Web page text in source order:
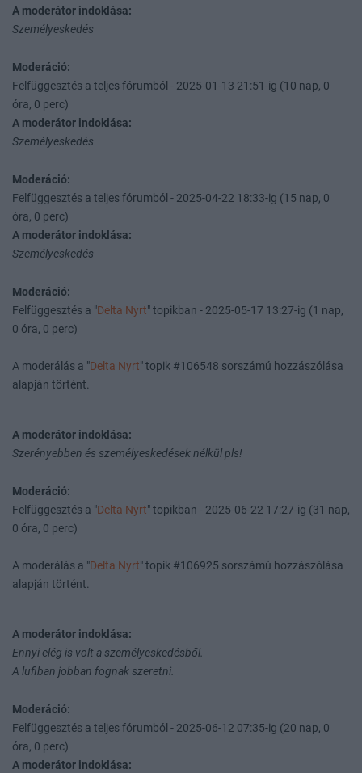
A moderátor indoklása:
Személyeskedés
Moderáció:
Felfüggesztés a teljes fórumból - 2025-01-13 21:51-ig (10 nap, 0
óra, 0 perc)
A moderátor indoklása:
Személyeskedés
Moderáció:
Felfüggesztés a teljes fórumból - 2025-04-22 18:33-ig (15 nap, 0
óra, 0 perc)
A moderátor indoklása:
Személyeskedés
Moderáció:
Felfüggesztés a "Delta Nyrt" topikban - 2025-05-17 13:27-ig (1 nap,
0 óra, 0 perc)
A moderálás a "Delta Nyrt" topik #106548 sorszámú hozzászólása
alapján történt.
A moderátor indoklása:
Szerényebben és személyeskedések nélkül pls!
Moderáció:
Felfüggesztés a "Delta Nyrt" topikban - 2025-06-22 17:27-ig (31 nap,
0 óra, 0 perc)
A moderálás a "Delta Nyrt" topik #106925 sorszámú hozzászólása
alapján történt.
A moderátor indoklása:
Ennyi elég is volt a személyeskedésből.
A lufiban jobban fognak szeretni.
Moderáció:
Felfüggesztés a teljes fórumból - 2025-06-12 07:35-ig (20 nap, 0
óra, 0 perc)
A moderátor indoklása: